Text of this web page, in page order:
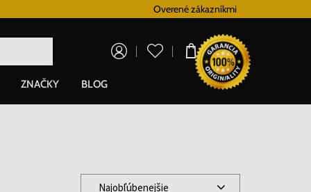
Overené zákazníkmi
0,00 €
ZNAČKY BLOG
Najobľúbenejšie